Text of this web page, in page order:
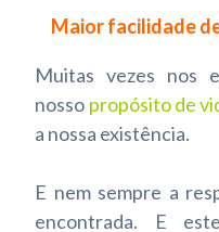
Maior facilidade
Muitas vezes nos
nosso propósito de
a nossa existência.
E nem sempre a
encontrada. E